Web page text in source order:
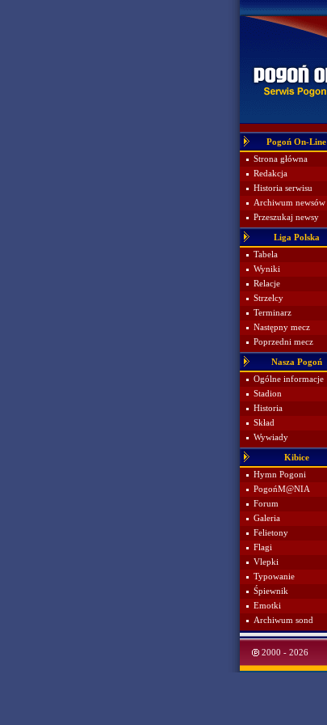
Pogoń On-Line
Strona główna
Redakcja
Historia serwisu
Archiwum newsów
Przeszukaj newsy
Liga Polska
Tabela
Wyniki
Relacje
Strzelcy
Terminarz
Następny mecz
Poprzedni mecz
Nasza Pogoń
Ogólne informacje
Stadion
Historia
Skład
Wywiady
Kibice
Hymn Pogoni
PogońM@NIA
Forum
Galeria
Felietony
Flagi
Vlepki
Typowanie
Śpiewnik
Emotki
Archiwum sond
2000 - 2026